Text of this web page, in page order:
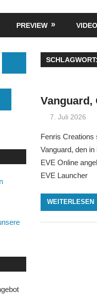
PREVIEW
Vanguard,
7. Juli 2026
Fenris Creations
Vanguard, den
EVE Online
EVE Launcher
WEITERLESEN